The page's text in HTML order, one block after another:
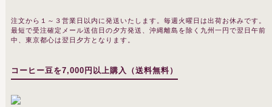
注文から１～３営業日以内に発送いたします。毎週火曜日は出荷お休みです。
最短で受注確定メール送信日の夕方発送、沖縄離島を除く九州一円で翌日午前
中、東京都心は翌日夕方となります。
コーヒー豆を7,000円以上購入（送料無料）